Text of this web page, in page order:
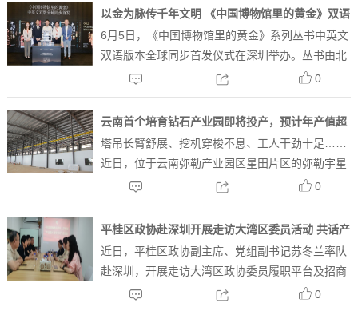
投资推广署企业出海专组投资推广副总监赵慧敏等
粤港两地政府代...
以金为脉传千年文明 《中国博物馆里的黄金》双语
丛书发布
6月5日，《中国博物馆里的黄金》系列丛书中英文
双语版本全球同步首发仪式在深圳举办。丛书由北
京黄金经济发展研究中心、世界黄金协会、周大福
珠宝集团三方联合策划编撰，中英版本同步面世，
立足馆藏黄金文物，向海内外读者系统解码根植于
中华大地的黄金文明...
0
云南首个培育钻石产业园即将投产，预计年产值超
过20亿元
塔吊长臂舒展、挖机穿梭不息、工人干劲十足……
近日，位于云南弥勒产业园区星田片区的弥勒宇星
钻石产业园项目施工现场，一派热火朝天的建设景
象。20余栋厂房正拔地而起，道路土石方铺设、厂
房钢瓦进场安装等工序紧密衔接、高效推进，项目
正全速朝着上半年一...
0
平桂区政协赴深圳开展走访大湾区委员活动 共话产
业振兴与招商引资
近日，平桂区政协副主席、党组副书记苏冬兰率队
赴深圳，开展走访大湾区政协委员履职平台及招商
引资相关工作。区政协常委、区机关后勤服务和接
待中心副主任莫建荣，区政协办四级主任科员周秀
0